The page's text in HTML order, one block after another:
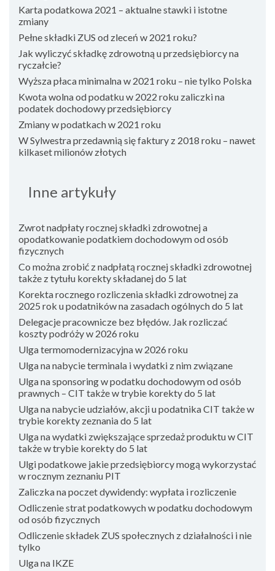
Karta podatkowa 2021 – aktualne stawki i istotne
zmiany
Pełne składki ZUS od zleceń w 2021 roku?
Jak wyliczyć składkę zdrowotną u przedsiębiorcy na
ryczałcie?
Wyższa płaca minimalna w 2021 roku – nie tylko Polska
Kwota wolna od podatku w 2022 roku zaliczki na
podatek dochodowy przedsiębiorcy
Zmiany w podatkach w 2021 roku
W Sylwestra przedawnią się faktury z 2018 roku – nawet
kilkaset milionów złotych
Inne artykuły
Zwrot nadpłaty rocznej składki zdrowotnej a
opodatkowanie podatkiem dochodowym od osób
fizycznych
Co można zrobić z nadpłatą rocznej składki zdrowotnej
także z tytułu korekty składanej do 5 lat
Korekta rocznego rozliczenia składki zdrowotnej za
2025 rok u podatników na zasadach ogólnych do 5 lat
Delegacje pracownicze bez błędów. Jak rozliczać
koszty podróży w 2026 roku
Ulga termomodernizacyjna w 2026 roku
Ulga na nabycie terminala i wydatki z nim związane
Ulga na sponsoring w podatku dochodowym od osób
prawnych – CIT także w trybie korekty do 5 lat
Ulga na nabycie udziałów, akcji u podatnika CIT także w
trybie korekty zeznania do 5 lat
Ulga na wydatki zwiększające sprzedaż produktu w CIT
także w trybie korekty do 5 lat
Ulgi podatkowe jakie przedsiębiorcy mogą wykorzystać
w rocznym zeznaniu PIT
Zaliczka na poczet dywidendy: wypłata i rozliczenie
Odliczenie strat podatkowych w podatku dochodowym
od osób fizycznych
Odliczenie składek ZUS społecznych z działalności i nie
tylko
Ulga na IKZE